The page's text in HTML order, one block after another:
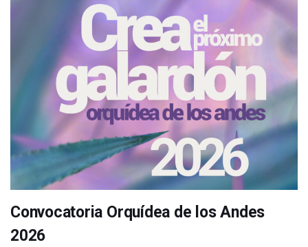
Convocatoria Orquídea de los Andes
2026